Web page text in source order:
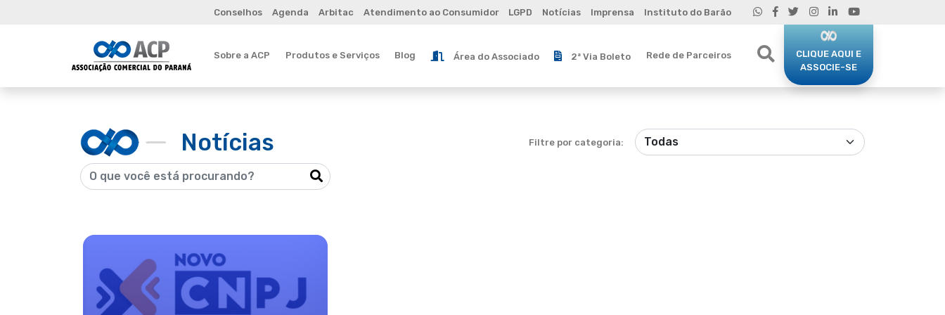
Conselhos Agenda Arbitac Atendimento ao Consumidor LGPD Notícias Imprensa Instituto do Barão
Sobre a ACP Produtos e Serviços Blog Área do Associado 2ª Via Boleto Rede de Parceiros
CLIQUE AQUI E
ASSOCIE-SE
Notícias Filtre por categoria: